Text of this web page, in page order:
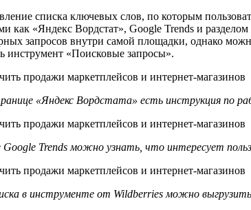
списка ключевых слов, по которым
как «Яндекс Вордстат», Google Trends и
запросов внутри самой площадки, однако
инструмент «Поисковые запросы».
«Яндекс Вордстата» есть инструкция по
Trends можно узнать, что интересует
в инструменте от Wildberries можно